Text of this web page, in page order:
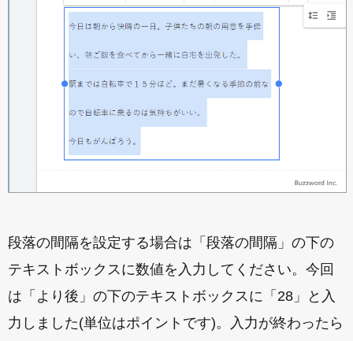
段落の間隔を設定する場合は「段落の間隔」の下の
テキストボックスに数値を入力してください。今回
は「より後」の下のテキストボックスに「28」と入
力しました(単位はポイントです)。入力が終わったら